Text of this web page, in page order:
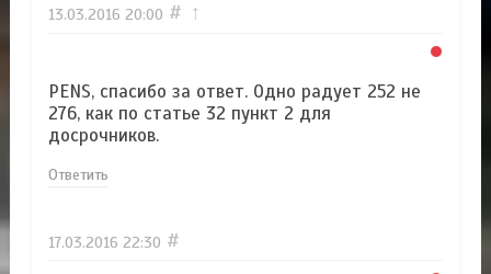
13.03.2016 20:00 # ↑
PENS, спасибо за ответ. Одно радует 252 не
276, как по статье 32 пункт 2 для
досрочников.
Ответить
17.03.2016 22:30 #